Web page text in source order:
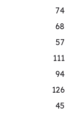
74
68
57
111
94
126
45